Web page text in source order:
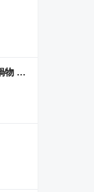
樂釜 Love hot pot 極上鍋物 重新店